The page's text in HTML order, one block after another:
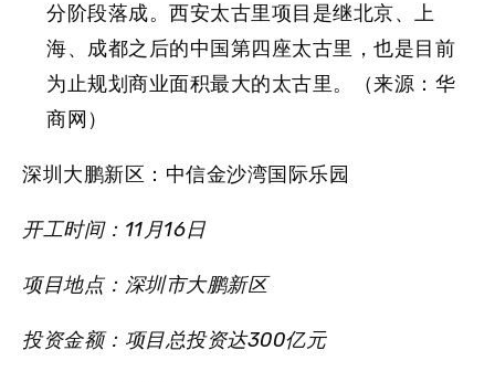
分阶段落成。西安太古里项目是继北京、上
海、成都之后的中国第四座太古里，也是目前
为止规划商业面积最大的太古里。（来源：华
商网）
深圳大鹏新区：中信金沙湾国际乐园
开工时间：11月16日
项目地点：深圳市大鹏新区
投资金额：项目总投资达300亿元